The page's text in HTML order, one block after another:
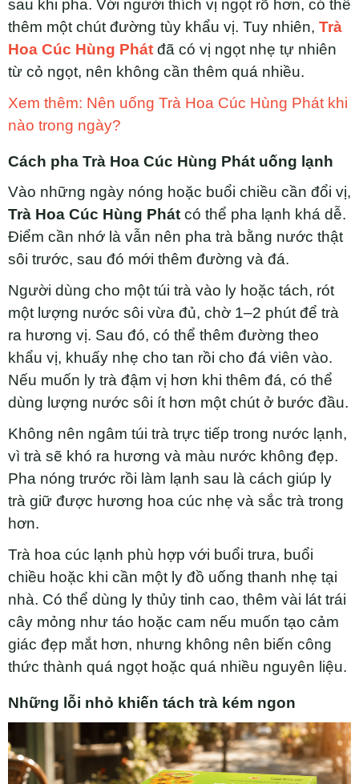
sau khi pha. Với người thích vị ngọt rõ hơn, có thể
thêm một chút đường tùy khẩu vị. Tuy nhiên, Trà
Hoa Cúc Hùng Phát đã có vị ngọt nhẹ tự nhiên
từ cỏ ngọt, nên không cần thêm quá nhiều.
Xem thêm: Nên uống Trà Hoa Cúc Hùng Phát khi
nào trong ngày?
Cách pha Trà Hoa Cúc Hùng Phát uống lạnh
Vào những ngày nóng hoặc buổi chiều cần đổi vị,
Trà Hoa Cúc Hùng Phát có thể pha lạnh khá dễ.
Điểm cần nhớ là vẫn nên pha trà bằng nước thật
sôi trước, sau đó mới thêm đường và đá.
Người dùng cho một túi trà vào ly hoặc tách, rót
một lượng nước sôi vừa đủ, chờ 1–2 phút để trà
ra hương vị. Sau đó, có thể thêm đường theo
khẩu vị, khuấy nhẹ cho tan rồi cho đá viên vào.
Nếu muốn ly trà đậm vị hơn khi thêm đá, có thể
dùng lượng nước sôi ít hơn một chút ở bước đầu.
Không nên ngâm túi trà trực tiếp trong nước lạnh,
vì trà sẽ khó ra hương và màu nước không đẹp.
Pha nóng trước rồi làm lạnh sau là cách giúp ly
trà giữ được hương hoa cúc nhẹ và sắc trà trong
hơn.
Trà hoa cúc lạnh phù hợp với buổi trưa, buổi
chiều hoặc khi cần một ly đồ uống thanh nhẹ tại
nhà. Có thể dùng ly thủy tinh cao, thêm vài lát trái
cây mỏng như táo hoặc cam nếu muốn tạo cảm
giác đẹp mắt hơn, nhưng không nên biến công
thức thành quá ngọt hoặc quá nhiều nguyên liệu.
Những lỗi nhỏ khiến tách trà kém ngon